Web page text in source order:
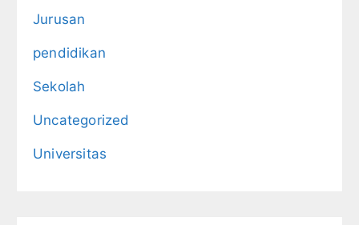
Jurusan
pendidikan
Sekolah
Uncategorized
Universitas